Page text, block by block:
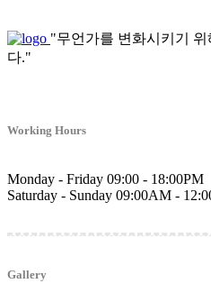
"무언가를 변화시키기
다."
Working Hours
Monday - Friday 09:00 - 18:00PM
Saturday - Sunday 09:00AM -
Gallery